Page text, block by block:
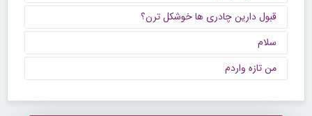
قبول دارین چادری ها خوشکل ترن؟
سلام
من تازه واردم